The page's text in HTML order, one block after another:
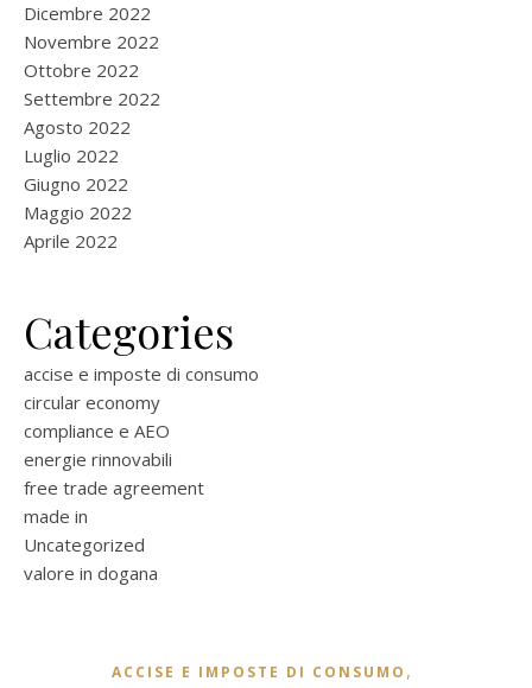
Dicembre 2022
Novembre 2022
Ottobre 2022
Settembre 2022
Agosto 2022
Luglio 2022
Giugno 2022
Maggio 2022
Aprile 2022
Categories
accise e imposte di consumo
circular economy
compliance e AEO
energie rinnovabili
free trade agreement
made in
Uncategorized
valore in dogana
ACCISE E IMPOSTE DI CONSUMO ,